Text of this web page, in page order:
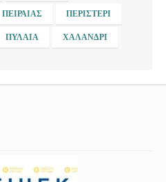
ΠΕΙΡΑΙΆΣ ΠΕΡΙΣΤΈΡΙ
ΠΥΛΑΊΑ ΧΑΛΆΝΔΡΙ